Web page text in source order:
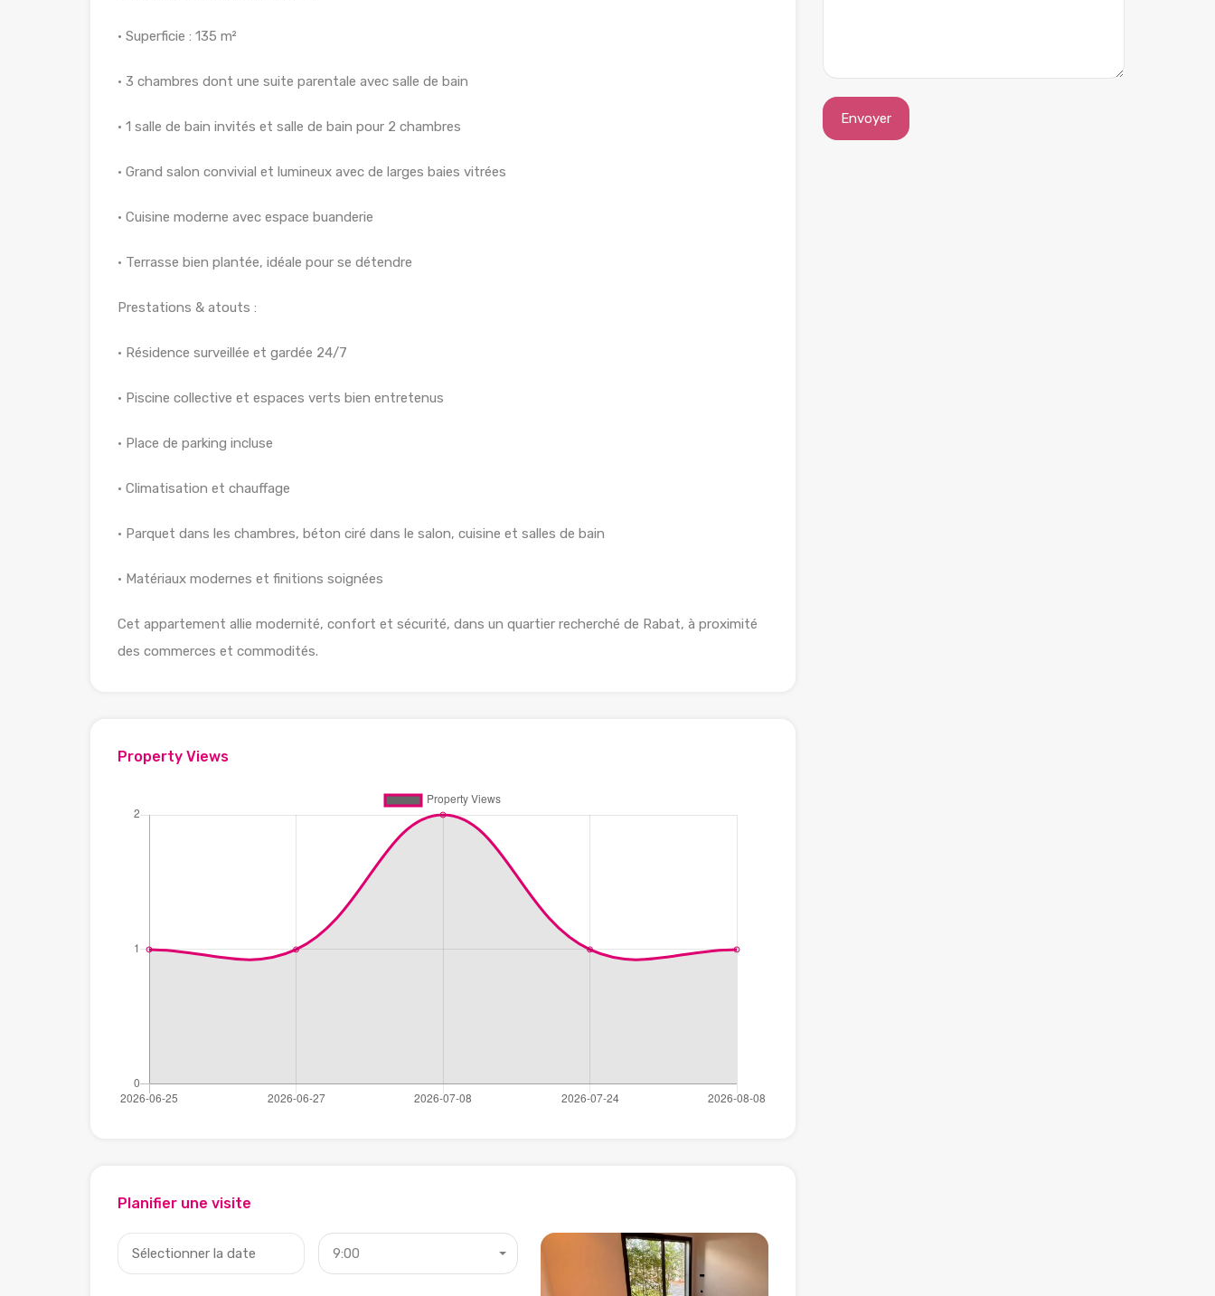
• Superficie : 135 m²
• 3 chambres dont une suite parentale avec salle de bain
• 1 salle de bain invités et salle de bain pour 2 chambres
• Grand salon convivial et lumineux avec de larges baies vitrées
• Cuisine moderne avec espace buanderie
• Terrasse bien plantée, idéale pour se détendre
Prestations & atouts :
• Résidence surveillée et gardée 24/7
• Piscine collective et espaces verts bien entretenus
• Place de parking incluse
• Climatisation et chauffage
• Parquet dans les chambres, béton ciré dans le salon, cuisine et salles de bain
• Matériaux modernes et finitions soignées
Cet appartement allie modernité, confort et sécurité, dans un quartier recherché de Rabat, à proximité
des commerces et commodités.
Property Views
Planifier une visite
9:00